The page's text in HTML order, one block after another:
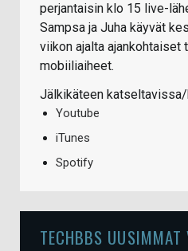
perjantaisin klo 15 live-
Sampsa ja Juha käyvät
viikon ajalta ajankohtaiset
mobiiliaiheet.
Jälkikäteen
Youtube
iTunes
Spotify
TECHBBS UUSIMMAT